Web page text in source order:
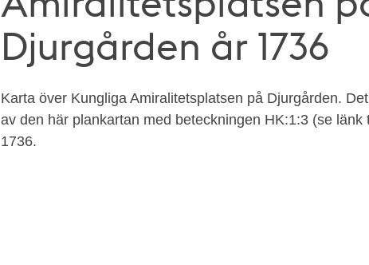
Djurgården år 1736
Karta över Kungliga Amiralitetsplatsen på Djurgården.
av den här plankartan med beteckningen HK:1:3 (se
1736.